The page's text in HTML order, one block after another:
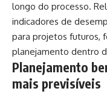
longo do processo.
indicadores de
para projetos futuros,
planejamento dentro
Planejamento
mais previsíveis